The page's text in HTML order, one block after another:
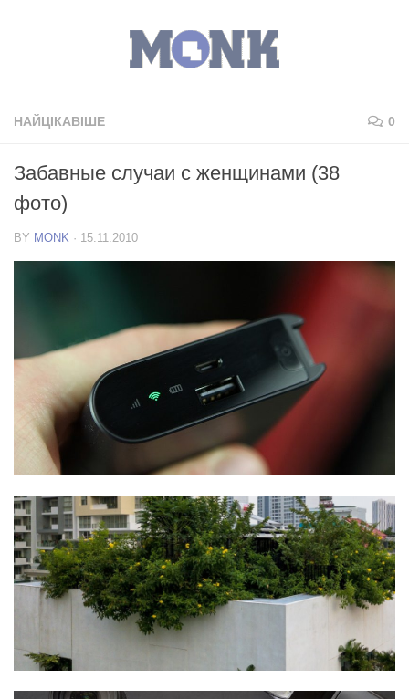
НАЙЦІКАВІШЕ 0
Забавные случаи с женщинами (38
фото)
BY MONK · 15.11.2010